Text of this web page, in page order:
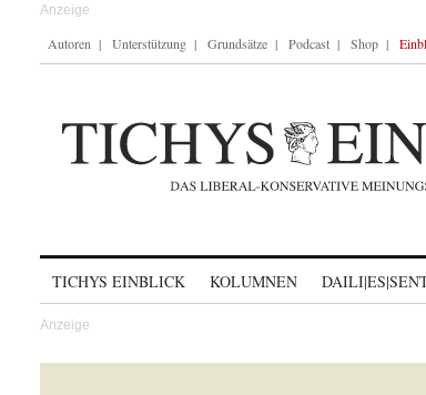
Autoren Unterstützung Grundsätze Podcast Shop
TICHYS EINBLICK KOLUMNEN